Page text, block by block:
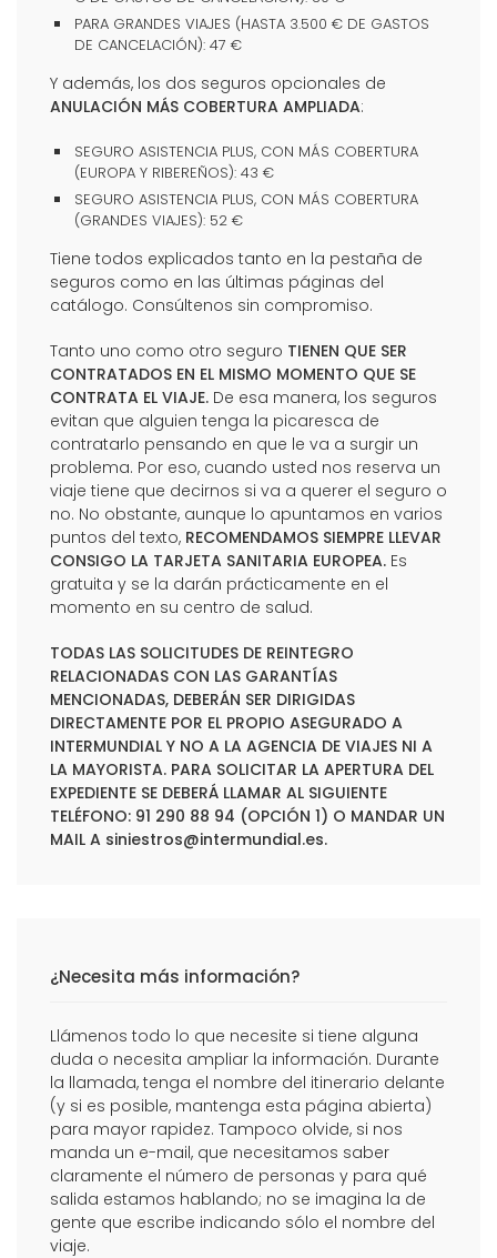
PARA GRANDES VIAJES (HASTA 3.500 € DE GASTOS
DE CANCELACIÓN): 47 €
Y además, los dos seguros opcionales de
ANULACIÓN MÁS COBERTURA AMPLIADA:
SEGURO ASISTENCIA PLUS, CON MÁS COBERTURA
(EUROPA Y RIBEREÑOS): 43 €
SEGURO ASISTENCIA PLUS, CON MÁS COBERTURA
(GRANDES VIAJES): 52 €
Tiene todos explicados tanto en la pestaña de
seguros como en las últimas páginas del
catálogo. Consúltenos sin compromiso.
Tanto uno como otro seguro TIENEN QUE SER
CONTRATADOS EN EL MISMO MOMENTO QUE SE
CONTRATA EL VIAJE. De esa manera, los seguros
evitan que alguien tenga la picaresca de
contratarlo pensando en que le va a surgir un
problema. Por eso, cuando usted nos reserva un
viaje tiene que decirnos si va a querer el seguro o
no. No obstante, aunque lo apuntamos en varios
puntos del texto, RECOMENDAMOS SIEMPRE LLEVAR
CONSIGO LA TARJETA SANITARIA EUROPEA. Es
gratuita y se la darán prácticamente en el
momento en su centro de salud.
TODAS LAS SOLICITUDES DE REINTEGRO
RELACIONADAS CON LAS GARANTÍAS
MENCIONADAS, DEBERÁN SER DIRIGIDAS
DIRECTAMENTE POR EL PROPIO ASEGURADO A
INTERMUNDIAL Y NO A LA AGENCIA DE VIAJES NI A
LA MAYORISTA. PARA SOLICITAR LA APERTURA DEL
EXPEDIENTE SE DEBERÁ LLAMAR AL SIGUIENTE
TELÉFONO: 91 290 88 94 (OPCIÓN 1) O MANDAR UN
MAIL A siniestros@intermundial.es.
¿Necesita más información?
Llámenos todo lo que necesite si tiene alguna
duda o necesita ampliar la información. Durante
la llamada, tenga el nombre del itinerario delante
(y si es posible, mantenga esta página abierta)
para mayor rapidez. Tampoco olvide, si nos
manda un e-mail, que necesitamos saber
claramente el número de personas y para qué
salida estamos hablando; no se imagina la de
gente que escribe indicando sólo el nombre del
viaje.